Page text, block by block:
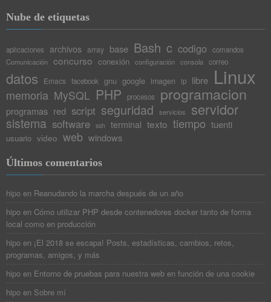
Nube de etiquetas
aplicaciones archivos array base Bash c codigo
comandos
Comunicación concurso conexión configuración consola correo
datos Emacs facebook gnu google imagen ip libre Linux
memoria MySQL PHP procesos programacion
programas red script seguridad servicios servidor
sistema software ssh terminal texto tiempo tuenti
usuario video web windows
Últimos comentarios
hipo en Reanudando la marcha después de un año
hipo en Cómo utilizar PHP desde contenedores docker tanto de forma
local como en producción
hipo en ¡El 2018 se escapa! Posts, estadísticas, cambios, retos,
programas, amigos, y más
hipo en Entorno de pruebas para nuestra web en función de una cookie
hipo en Sobre mí